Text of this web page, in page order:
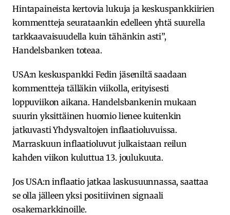
Hintapaineista kertovia lukuja ja keskuspankkiirien
kommentteja seurataankin edelleen yhtä suurella
tarkkaavaisuudella kuin tähänkin asti”,
Handelsbanken toteaa.
USA:n keskuspankki Fedin jäseniltä saadaan
kommentteja tälläkin viikolla, erityisesti
loppuviikon aikana. Handelsbankenin mukaan
suurin yksittäinen huomio lienee kuitenkin
jatkuvasti Yhdysvaltojen inflaatioluvuissa.
Marraskuun inflaatioluvut julkaistaan reilun
kahden viikon kuluttua 13. joulukuuta.
Jos USA:n inflaatio jatkaa laskusuunnassa, saattaa
se olla jälleen yksi positiivinen signaali
osakemarkkinoille.